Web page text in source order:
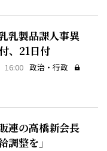
乳製品課人事異
、21日付
16:00 政治・行政
連の高橋新会長
調整を」